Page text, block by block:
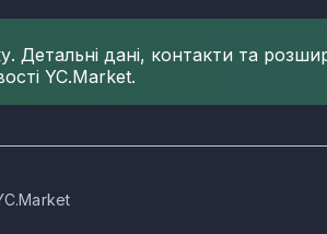
дані, контакти та
YC.Market.